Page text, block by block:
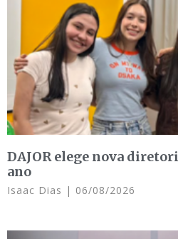
DAJOR elege nova
ano
Isaac Dias 06/08/2026